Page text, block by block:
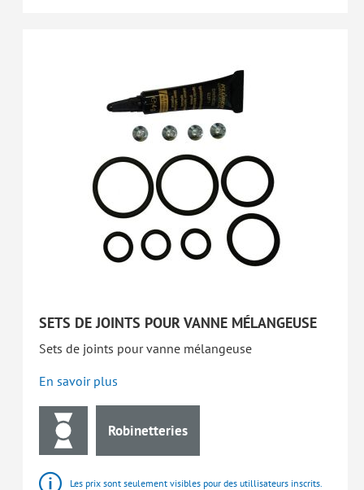
SETS DE JOINTS POUR VANNE MÉLANGEUSE
Sets de joints pour vanne mélangeuse
En savoir plus
Robinetteries
Les prix sont seulement visibles pour des utillisateurs inscrits.